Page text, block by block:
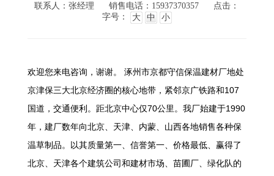
联系人：张经理
销售电话：15937370357
点击：
字号：
大 中 小
欢迎您来电咨询，谢谢。 涿州市京都守信保温建材厂地处
京津保三大北京经济圈的核心地带，紧邻京广铁路和107
国道，交通便利。距北京中心仅70公里。我厂始建于1990
年，建厂数年向北京、天津、内蒙、山西各地销售各种保
温草制品。以其质量第一、信誉第一、价格最低、赢得了
北京、天津各个建筑公司和建材市场、苗圃厂、绿化队的